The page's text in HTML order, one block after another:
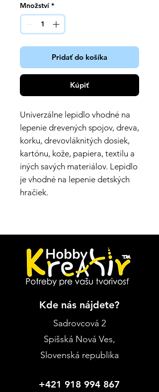
Množství *
Pridať do košíka
Kúpiť
Univerzálne lepidlo vhodné na
lepenie drevených spojov, dreva,
korku, drevovláknitých dosiek,
kartónu, kože, papiera, textilu a
iných savých materiálov. Lepidlo
je vhodné na lepenie detských
hračiek.
Kde nás nájdete?
Sadrovcová 2
Spišská Nová Ves,
Slovenská republika
+421 918 994 867